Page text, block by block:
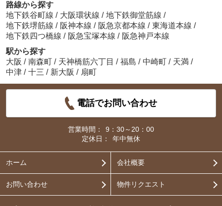
路線から探す
地下鉄谷町線 / 大阪環状線 / 地下鉄御堂筋線 /
地下鉄堺筋線 / 阪神本線 / 阪急京都本線 / 東海道本線 /
地下鉄四つ橋線 / 阪急宝塚本線 / 阪急神戸本線
駅から探す
大阪 / 南森町 / 天神橋筋六丁目 / 福島 / 中崎町 / 天満 /
中津 / 十三 / 新大阪 / 扇町
電話でお問い合わせ
営業時間：
9：30～20：00
定休日：
年中無休
ホーム 会社概要
お問い合わせ 物件リクエスト